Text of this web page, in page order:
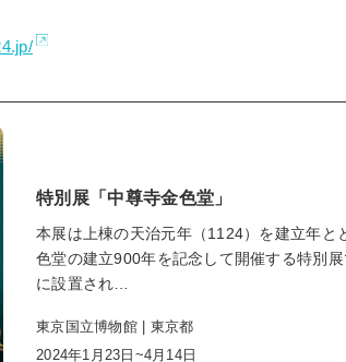
特別展「中尊寺金色堂」
本展は上棟の天治元年（1124）を建立年と
色堂の建立900年を記念して開催する特別
に設置され…
東京国立博物館 | 東京都
2024年1月23日~4月14日